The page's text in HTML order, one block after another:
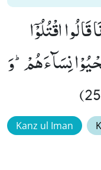
اقْتُلُوْۤا
نِسَآءَهُمْؕ-وَ
Kanz ul Iman